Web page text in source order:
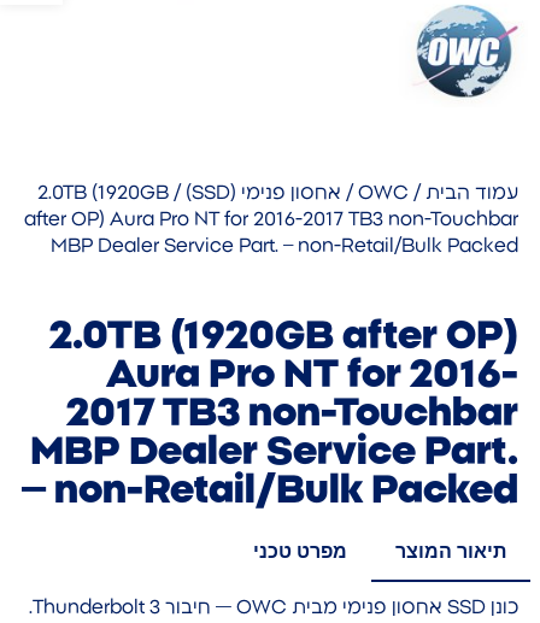
עמוד הבית /
OWC
/ אחסון פנימי (SSD)
/ 2.0TB (1920GB
after OP) Aura Pro NT for 2016-2017 TB3 non-Touchbar
MBP Dealer Service Part. – non-Retail/Bulk Packed
2.0TB (1920GB after OP)
Aura Pro NT for 2016-
2017 TB3 non-Touchbar
MBP Dealer Service Part.
– non-Retail/Bulk Packed
תיאור המוצר מפרט טכני
כונן SSD אחסון פנימי מבית OWC — חיבור Thunderbolt 3.